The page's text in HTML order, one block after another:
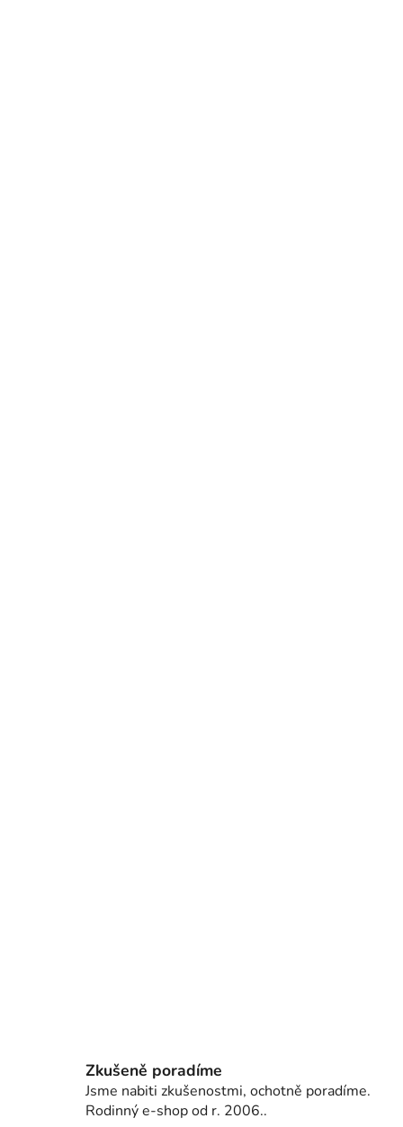
Zkušeně poradíme
Jsme nabiti zkušenostmi, ochotně poradíme.
Rodinný e-shop od r. 2006..